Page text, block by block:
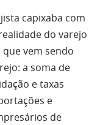
capixaba com
do varejo
vem sendo
a soma de
e taxas
e
de